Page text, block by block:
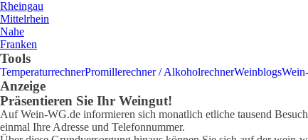
Rheingau
Mittelrhein
Nahe
Franken
Tools
TemperaturrechnerPromillerechner / AlkoholrechnerWeinblogs
Anzeige
Präsentieren Sie Ihr Weingut!
Auf Wein-WG.de informieren sich monatlich etliche tausend
einmal Ihre Adresse und Telefonnummer.